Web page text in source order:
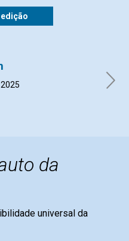
da
universal da